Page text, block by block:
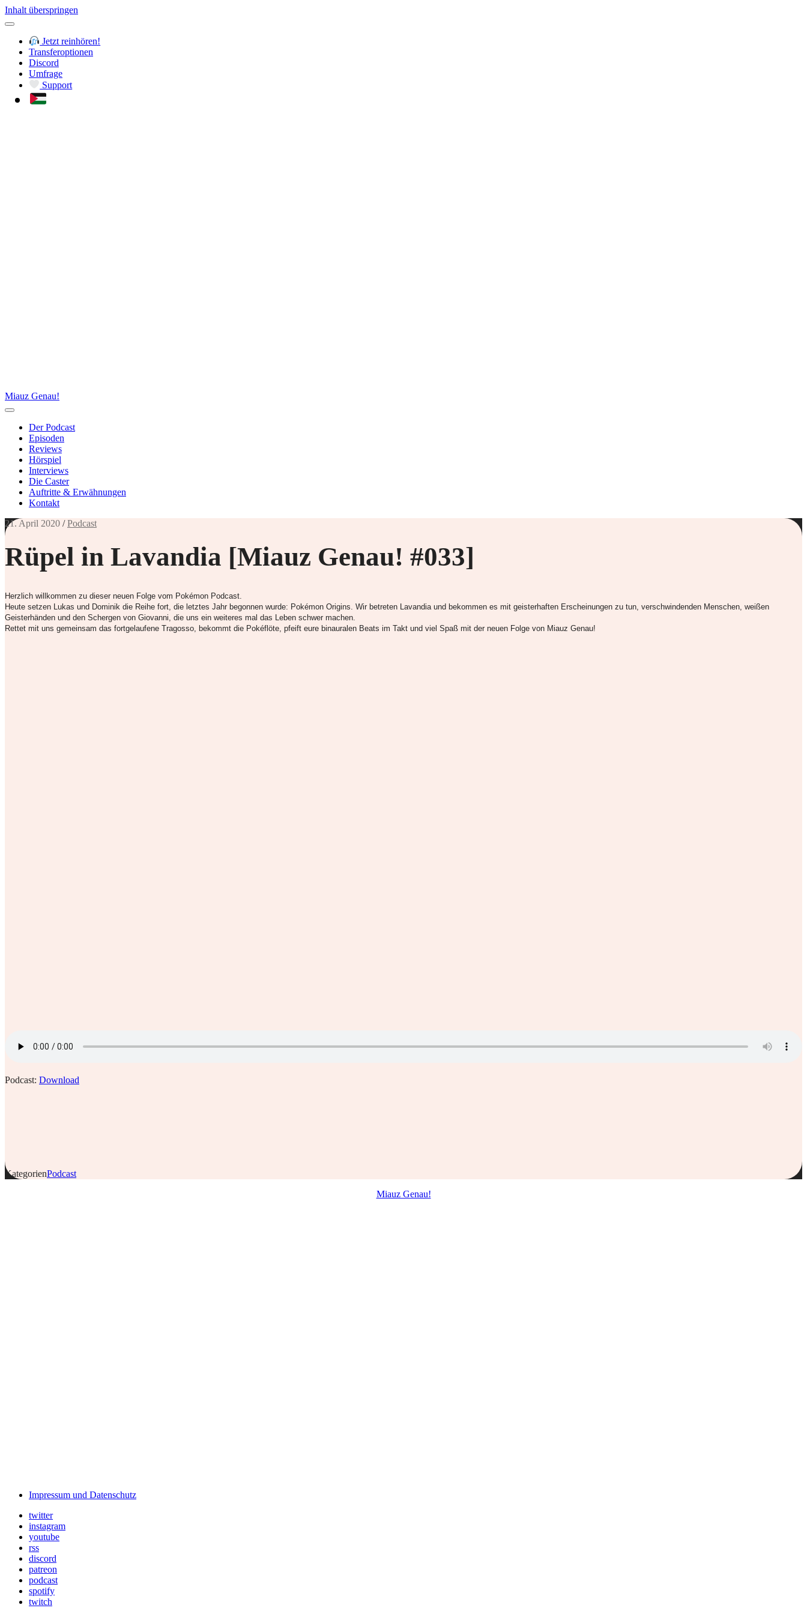
Inhalt überspringen
Jetzt reinhören!
Transferoptionen
Discord
Umfrage
Support
Miauz Genau!
Der Podcast
Episoden
Reviews
Hörspiel
Interviews
Die Caster
Auftritte & Erwähnungen
Kontakt
21. April 2020 /Podcast
Rüpel in Lavandia [Miauz Genau! #033]
Herzlich willkommen zu dieser neuen Folge vom Pokémon Podcast.
Heute setzen Lukas und Dominik die Reihe fort, die letztes Jahr begonnen wurde: Pokémon Origins. Wir betreten Lavandia und bekommen es mit geisterhaften Erscheinungen zu tun, verschwindenden Menschen, weißen
Geisterhänden und den Schergen von Giovanni, die uns ein weiteres mal das Leben schwer machen.
Rettet mit uns gemeinsam das fortgelaufene Tragosso, bekommt die Pokéflöte, pfeift eure binauralen Beats im Takt und viel Spaß mit der neuen Folge von Miauz Genau!
Podcast: Download
KategorienPodcast
Miauz Genau!
Impressum und Datenschutz
twitter
instagram
youtube
rss
discord
patreon
podcast
spotify
twitch